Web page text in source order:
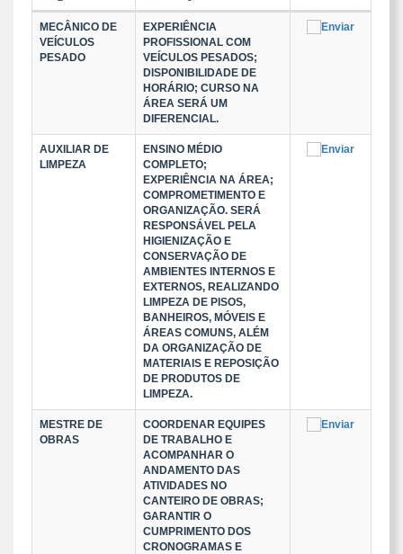
MECÂNICO DE
VEÍCULOS
PESADO
EXPERIÊNCIA
PROFISSIONAL COM
VEÍCULOS PESADOS;
DISPONIBILIDADE DE
HORÁRIO; CURSO NA
ÁREA SERÁ UM
DIFERENCIAL.
AUXILIAR DE
LIMPEZA
ENSINO MÉDIO
COMPLETO;
EXPERIÊNCIA NA ÁREA;
COMPROMETIMENTO E
ORGANIZAÇÃO. SERÁ
RESPONSÁVEL PELA
HIGIENIZAÇÃO E
CONSERVAÇÃO DE
AMBIENTES INTERNOS E
EXTERNOS, REALIZANDO
LIMPEZA DE PISOS,
BANHEIROS, MÓVEIS E
ÁREAS COMUNS, ALÉM
DA ORGANIZAÇÃO DE
MATERIAIS E REPOSIÇÃO
DE PRODUTOS DE
LIMPEZA.
MESTRE DE
OBRAS
COORDENAR EQUIPES
DE TRABALHO E
ACOMPANHAR O
ANDAMENTO DAS
ATIVIDADES NO
CANTEIRO DE OBRAS;
GARANTIR O
CUMPRIMENTO DOS
CRONOGRAMAS E